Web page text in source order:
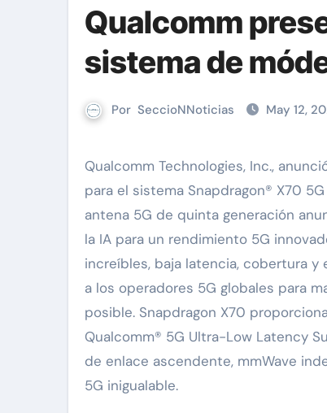
Qualcomm
sistema de
Por SeccioNNoticias May 12,
Qualcomm Technologies, Inc., anunció en el evento Qualcomm® 5G Summit nuevas capacidades e hitos
para el sistema Snapdragon® X70
antena 5G de quinta generación
la IA para un rendimiento 5G
increíbles, baja latencia, cobertura y
a los operadores 5G globales para
posible. Snapdragon X70
Qualcomm® 5G Ultra-Low Latency
de enlace ascendente, mmWave
5G inigualable.